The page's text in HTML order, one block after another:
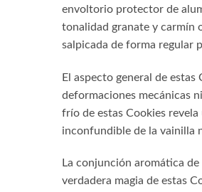
envoltorio protector de
tonalidad granate y carmín
salpicada de forma regular
El aspecto general de
deformaciones mecánicas
frío de estas Cookies
inconfundible de la vainilla
La conjunción aromática
verdadera magia de estas